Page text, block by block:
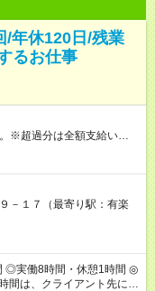
/年休120日/残業
るお仕事
※超過分は全額支給いたし
円／月 みなし残業時
卒・院卒 ：243，000
２回 （業績連動型） 昇
月 ※上記額にはみなし残
なります。超過分は追加
等級に合わせた給与設定
給与アップが叶います。
給26～36万円） →係⻑
－１７（最寄り駅：有楽
◎実働8時間・休憩1時間 ◎
間は、クライアント先に